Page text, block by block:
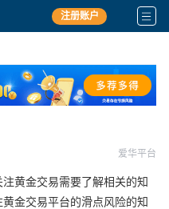
注册账户
爱华平台
黄金交易需要了解相关的知
金交易平台的滑点风险的知